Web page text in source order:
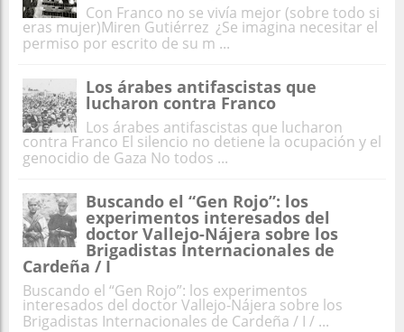
Con Franco no se vivía mejor (sobre todo si
eras mujer)Miren Gutiérrez ¿Se imagina necesitar el
permiso por escrito de su m ...
Los árabes antifascistas que
lucharon contra Franco
Los árabes antifascistas que lucharon
contra Franco El silencio no detiene la ocupación y el
genocidio de Gaza No todos ...
Buscando el “Gen Rojo”: los
experimentos interesados del
doctor Vallejo-Nájera sobre los
Brigadistas Internacionales de
Cardeña / I
Buscando el “Gen Rojo”: los experimentos
interesados del doctor Vallejo-Nájera sobre los
Brigadistas Internacionales de Cardeña / I / ...